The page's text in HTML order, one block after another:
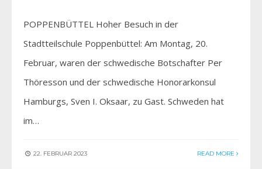
POPPENBÜTTEL Hoher Besuch in der
Stadtteilschule­ Poppenbüttel: Am Montag, 20.
Februar, waren der schwedische Botschafter Per
Thöresson und der schwedische Honorarkonsul
Hamburgs, Sven I. Oksaar, zu Gast. Schweden hat
im…
22. FEBRUAR 2023 READ MORE